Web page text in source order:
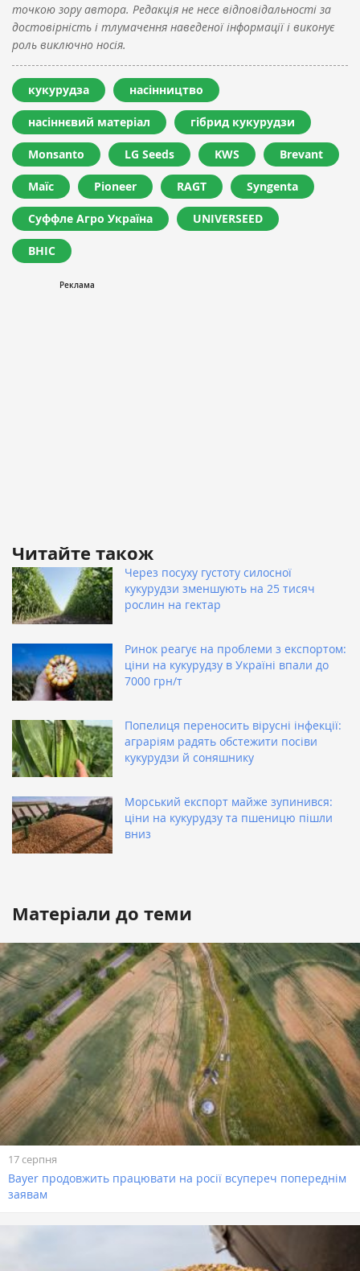
точкою зору автора. Редакція не несе відповідальності за
достовірність і тлумачення наведеної інформації і виконує
роль виключно носія.
кукурудза насінництво
насіннєвий матеріал гібрид кукурудзи
Monsanto LG Seeds KWS Brevant
Маїс Pioneer RAGT Syngenta
Суффле Агро Україна UNIVERSEED
ВНІС
Читайте також
Через посуху густоту силосної
кукурудзи зменшують на 25 тисяч
рослин на гектар
Ринок реагує на проблеми з експортом:
ціни на кукурудзу в Україні впали до
7000 грн/т
Попелиця переносить вірусні інфекції:
аграріям радять обстежити посіви
кукурудзи й соняшнику
Морський експорт майже зупинився:
ціни на кукурудзу та пшеницю пішли
вниз
Матеріали до теми
17 серпня
Bayer продовжить працювати на росії всупереч попереднім
заявам